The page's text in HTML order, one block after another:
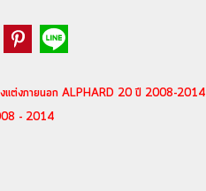
แต่งภายนอก ALPHARD 20 ปี 2008-2014
- 2014